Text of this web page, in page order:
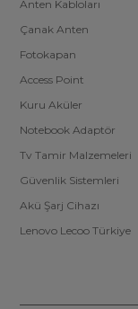
Anten Kabloları
Çanak Anten
Fotokapan
Access Point
Kuru Aküler
Notebook Adaptör
Tv Tamir Malzemeleri
Güvenlik Sistemleri
Akü Şarj Cihazı
Lenovo Lecoo Türkiye